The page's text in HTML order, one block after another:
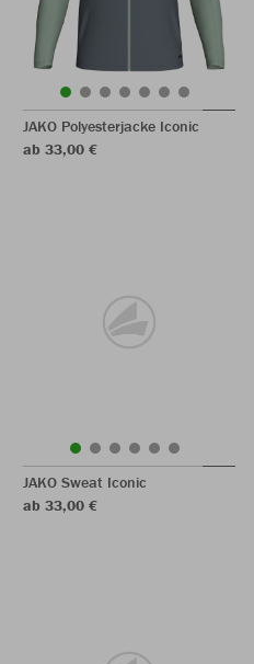
JAKO Polyesterjacke Iconic
ab 33,00 €
JAKO Sweat Iconic
ab 33,00 €